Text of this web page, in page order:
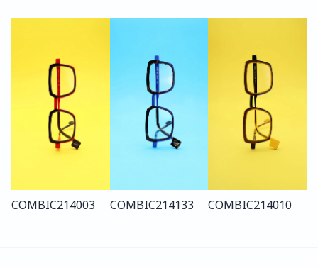
COMBIC214003 COMBIC214133 COMBIC214010